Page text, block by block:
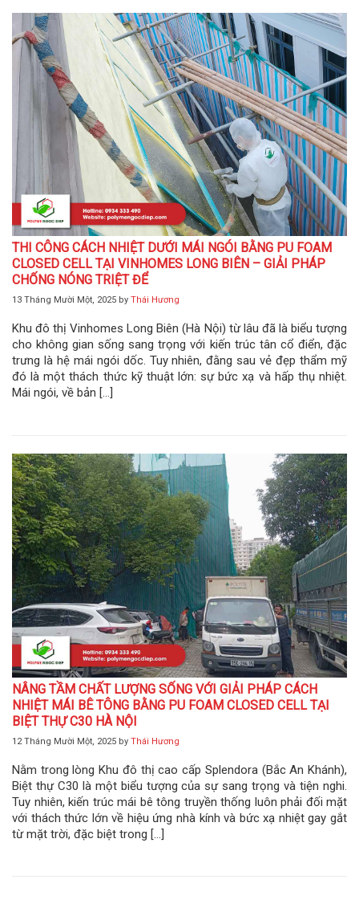
THI CÔNG CÁCH NHIỆT DƯỚI MÁI NGÓI BẰNG PU FOAM
CLOSED CELL TẠI VINHOMES LONG BIÊN – GIẢI PHÁP
CHỐNG NÓNG TRIỆT ĐỂ
13 Tháng Mười Một, 2025 by Thái Hương
Khu đô thị Vinhomes Long Biên (Hà Nội) từ lâu đã là biểu tượng
cho không gian sống sang trọng với kiến trúc tân cổ điển, đặc
trưng là hệ mái ngói dốc. Tuy nhiên, đằng sau vẻ đẹp thẩm mỹ
đó là một thách thức kỹ thuật lớn: sự bức xạ và hấp thụ nhiệt.
Mái ngói, về bản […]
NÂNG TẦM CHẤT LƯỢNG SỐNG VỚI GIẢI PHÁP CÁCH
NHIỆT MÁI BÊ TÔNG BẰNG PU FOAM CLOSED CELL TẠI
BIỆT THỰ C30 HÀ NỘI
12 Tháng Mười Một, 2025 by Thái Hương
Nằm trong lòng Khu đô thị cao cấp Splendora (Bắc An Khánh),
Biệt thự C30 là một biểu tượng của sự sang trọng và tiện nghi.
Tuy nhiên, kiến trúc mái bê tông truyền thống luôn phải đối mặt
với thách thức lớn về hiệu ứng nhà kính và bức xạ nhiệt gay gắt
từ mặt trời, đặc biệt trong […]